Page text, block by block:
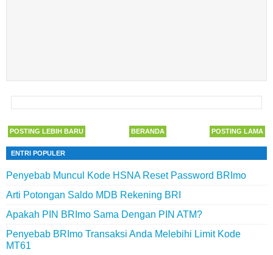
POSTING LEBIH BARU POSTING LAMA
BERANDA
ENTRI POPULER
Penyebab Muncul Kode HSNA Reset Password BRImo
Arti Potongan Saldo MDB Rekening BRI
Apakah PIN BRImo Sama Dengan PIN ATM?
Penyebab BRImo Transaksi Anda Melebihi Limit Kode
MT61